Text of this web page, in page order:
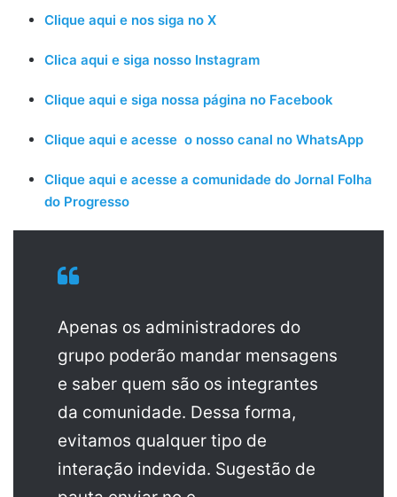
Clique aqui e nos siga no X
Clica aqui e siga nosso Instagram
Clique aqui e siga nossa página no Facebook
Clique aqui e acesse o nosso canal no WhatsApp
Clique aqui e acesse a comunidade do Jornal Folha
do Progresso
Apenas os administradores do
grupo poderão mandar mensagens
e saber quem são os integrantes
da comunidade. Dessa forma,
evitamos qualquer tipo de
interação indevida. Sugestão de